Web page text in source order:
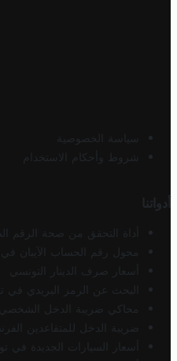
سياسة الخصوصية
شروط وأحكام الاستخدام
أدواتنا
أداة التحقق من صحة الرقم
محول رقم الحساب الآيبان في
أسعار صرف الدينار التونسي
البحث عن الرمز البريدي في
محاكي ضريبة الدخل الشخصي
ضريبة الدخل للمتقاعدين
أسعار السيارات الجديدة في